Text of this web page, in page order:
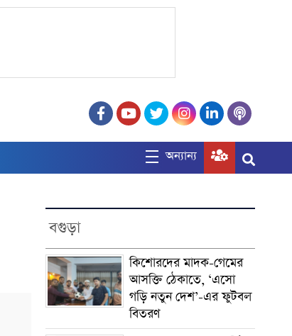
অন্যান্য
বগুড়া
কিশোরদের মাদক-গেমের
আসক্তি ঠেকাতে, ‘এসো
গড়ি নতুন দেশ’-এর ফুটবল
বিতরণ